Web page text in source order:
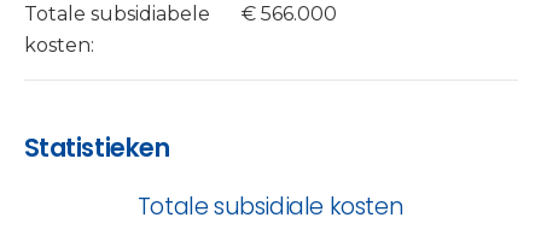
Totale subsidiabele
kosten:
€ 566.000
Statistieken
Totale subsidiale kosten